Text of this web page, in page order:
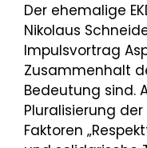
Der ehemalige
Nikolaus
Impulsvortrag
Zusammenhalt
Bedeutung sind.
Pluralisierung
Faktoren